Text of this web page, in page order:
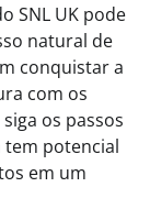
SNL UK pode
natural de
conquistar a
com os
os passos
potencial
em um